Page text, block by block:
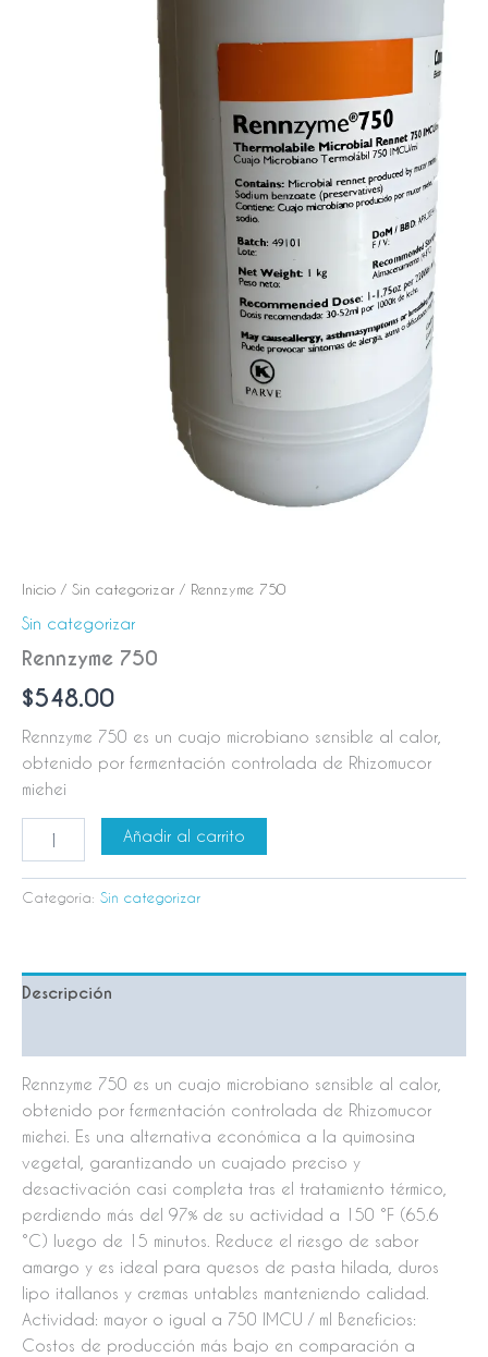
Inicio / Sin categorizar / Rennzyme 750
Sin categorizar
Rennzyme 750
$548.00
Rennzyme 750 es un cuajo microbiano sensible al calor,
obtenido por fermentación controlada de Rhizomucor
miehei
Añadir al carrito
Categoría: Sin categorizar
Descripción
Rennzyme 750 es un cuajo microbiano sensible al calor,
obtenido por fermentación controlada de Rhizomucor
miehei. Es una alternativa económica a la quimosina
vegetal, garantizando un cuajado preciso y
desactivación casi completa tras el tratamiento térmico,
perdiendo más del 97% de su actividad a 150 °F (65.6
°C) luego de 15 minutos. Reduce el riesgo de sabor
amargo y es ideal para quesos de pasta hilada, duros
lipo itallanos y cremas untables manteniendo calidad.
Actividad: mayor o igual a 750 IMCU / ml Beneficios:
Costos de producción más bajo en comparación a